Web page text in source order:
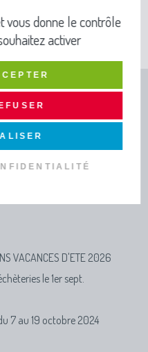
ET
VACANCES D'ETE 2026
le 1er sept.
7 au 19 octobre 2024
vous donne le contrôle
activer